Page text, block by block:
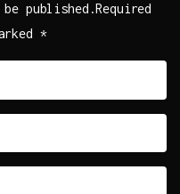
published.Required
*